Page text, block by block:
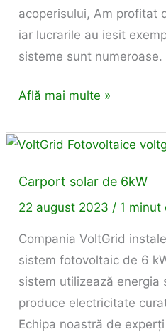
acoperisului, Am profitat
iar lucrarile au iesit
sisteme sunt numeroase.
Află mai multe »
Carport solar de 6kW
22 august 2023 / 1 minut
Compania VoltGrid
sistem fotovoltaic de 6
sistem utilizează energia
produce electricitate
Echipa noastră de
Carport
de
6kW